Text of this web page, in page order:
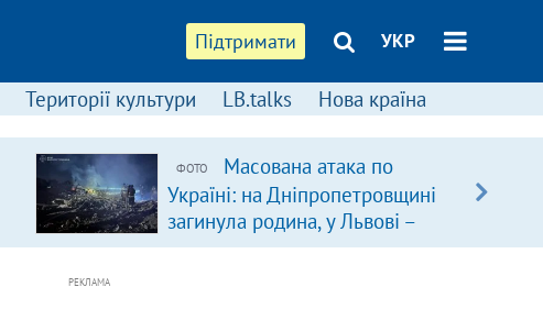
Підтримати УКР
Території культури LB.talks Нова країна
ФОТО
Масована атака по
Україні: на Дніпропетровщині
загинула родина, у Львові –
удар по багатоповерхівках
РЕКЛАМА